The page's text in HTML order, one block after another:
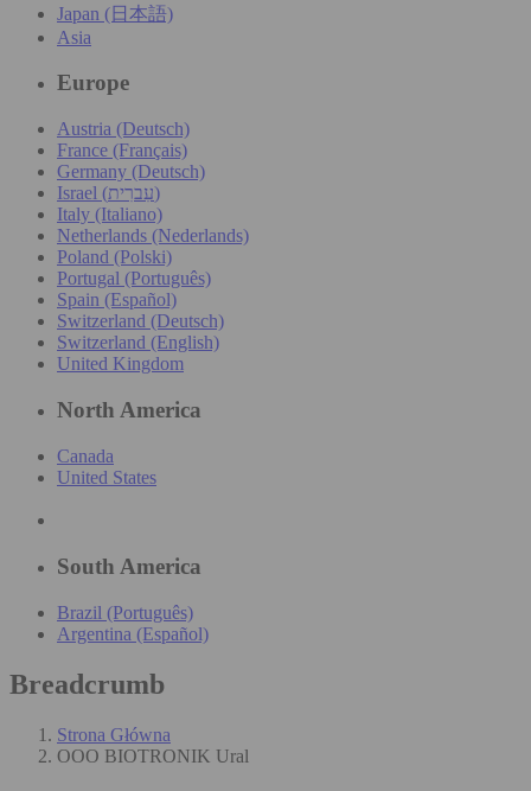
Japan (日本語)
Asia
Europe
Austria (Deutsch)
France (Français)
Germany (Deutsch)
Israel (עִברִית)
Italy (Italiano)
Netherlands (Nederlands)
Poland (Polski)
Portugal (Português)
Spain (Español)
Switzerland (Deutsch)
Switzerland (English)
United Kingdom
North America
Canada
United States
South America
Brazil (Português)
Argentina (Español)
Breadcrumb
Strona Główna
OOO BIOTRONIK Ural